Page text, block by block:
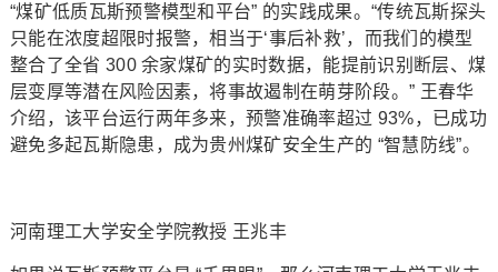
“煤矿低质瓦斯预警模型和平台” 的实践成果。“传统瓦斯探头
只能在浓度超限时报警，相当于‘事后补救’，而我们的模型
整合了全省 300 余家煤矿的实时数据，能提前识别断层、煤
层变厚等潜在风险因素，将事故遏制在萌芽阶段。” 王春华
介绍，该平台运行两年多来，预警准确率超过 93%，已成功
避免多起瓦斯隐患，成为贵州煤矿安全生产的 “智慧防线”。
河南理工大学安全学院教授 王兆丰